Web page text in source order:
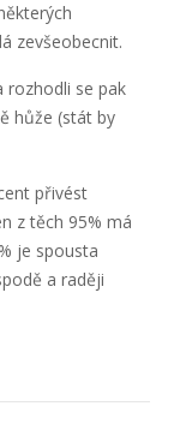
zevšeobecnit.
rozhodli se pak
hůže (stát by
přivést
z těch 95% má
je spousta
a raději